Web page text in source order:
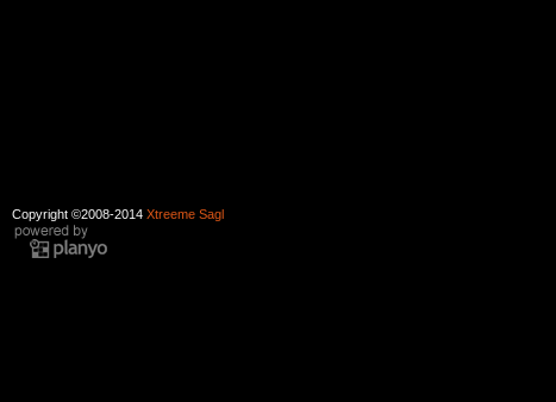
Copyright ©2008-2014 Xtreeme Sagl